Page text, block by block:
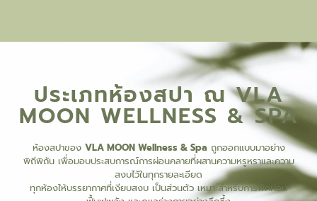
ประเภทห้องสปา ณ VLA
MOON WELLNESS & SPA
ห้องสปาของ VLA MOON Wellness & Spaถูกออกแบบมาอย่าง
พิถีพิถัน เพื่อมอบประสบการณ์การผ่อนคลายที่ผสานความหรูหราและความ
สงบไว้ในทุกรายละเอียด
ทุกห้องให้บรรยากาศที่เงียบสงบ เป็นส่วนตัว เหมาะสำหรับการพักผ่อน